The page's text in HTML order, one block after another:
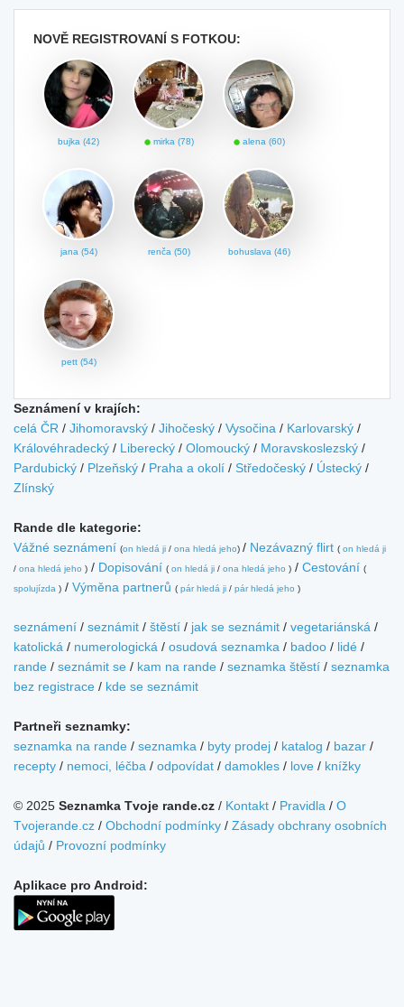
NOVĚ REGISTROVANÍ S FOTKOU:
bujka (42) mirka (78) alena (60)
jana (54) renča (50) bohuslava (46)
pett (54)
Seznámení v krajích:
celá ČR / Jihomoravský / Jihočeský / Vysočina / Karlovarský /
Královéhradecký / Liberecký / Olomoucký / Moravskoslezský /
Pardubický / Plzeňský / Praha a okolí / Středočeský / Ústecký /
Zlínský
Rande dle kategorie:
Vážné seznámení (on hledá ji / ona hledá jeho) / Nezávazný flirt ( on hledá ji
/ ona hledá jeho ) / Dopisování ( on hledá ji / ona hledá jeho ) / Cestování (
spolujízda ) / Výměna partnerů ( pár hledá ji / pár hledá jeho )
seznámení / seznámit / štěstí / jak se seznámit / vegetariánská /
katolická / numerologická / osudová seznamka / badoo / lidé /
rande / seznámit se / kam na rande / seznamka štěstí / seznamka
bez registrace / kde se seznámit
Partneři seznamky:
seznamka na rande / seznamka / byty prodej / katalog / bazar /
recepty / nemoci, léčba / odpovídat / damokles / love / knížky
© 2025 Seznamka Tvoje rande.cz / Kontakt / Pravidla / O
Tvojerande.cz / Obchodní podmínky / Zásady obchrany osobních
údajů / Provozní podmínky
Aplikace pro Android: